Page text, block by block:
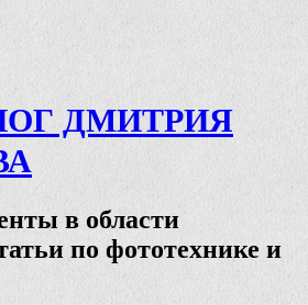
ДМИТРИЯ
в области
по фототехнике и